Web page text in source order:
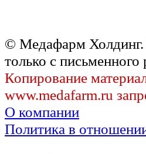
© Медафарм Холдинг.
только с письменного
Копирование
www.medafarm.ru
О компании
Политика в